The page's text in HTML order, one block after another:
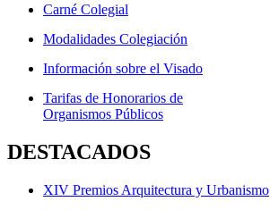
Carné Colegial
Modalidades Colegiación
Información sobre el Visado
Tarifas de Honorarios de
Organismos Públicos
DESTACADOS
XIV Premios Arquitectura y Urbanismo